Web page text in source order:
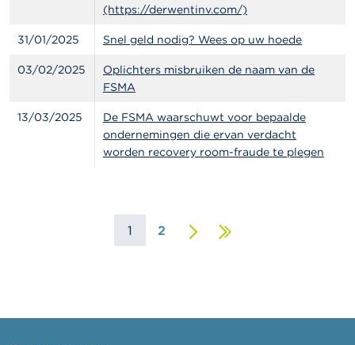
(https://derwentinv.com/)
31/01/2025 Snel geld nodig? Wees op uw hoede
03/02/2025
Oplichters misbruiken de naam van de
FSMA
13/03/2025
De FSMA waarschuwt voor bepaalde
ondernemingen die ervan verdacht
worden recovery room-fraude te plegen
1 2
VolgendeLaatste